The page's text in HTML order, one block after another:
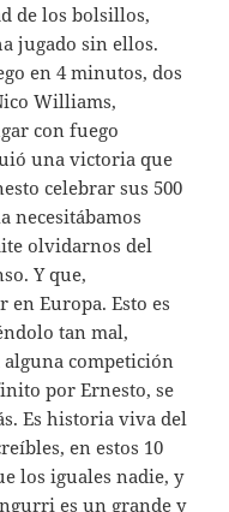
de los bolsillos,
jugado sin ellos.
en 4 minutos, dos
Williams,
con fuego
una victoria que
celebrar sus 500
necesitábamos
olvidarnos del
Y que,
Europa. Esto es
tan mal,
competición
por Ernesto, se
Es historia viva del
en estos 10
los iguales nadie, y
es un grande y